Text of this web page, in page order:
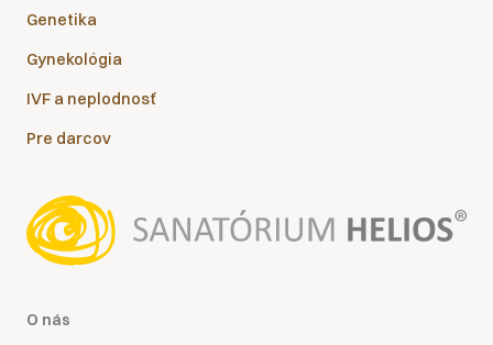
Genetika
Gynekológia
IVF a neplodnosť
Pre darcov
O nás